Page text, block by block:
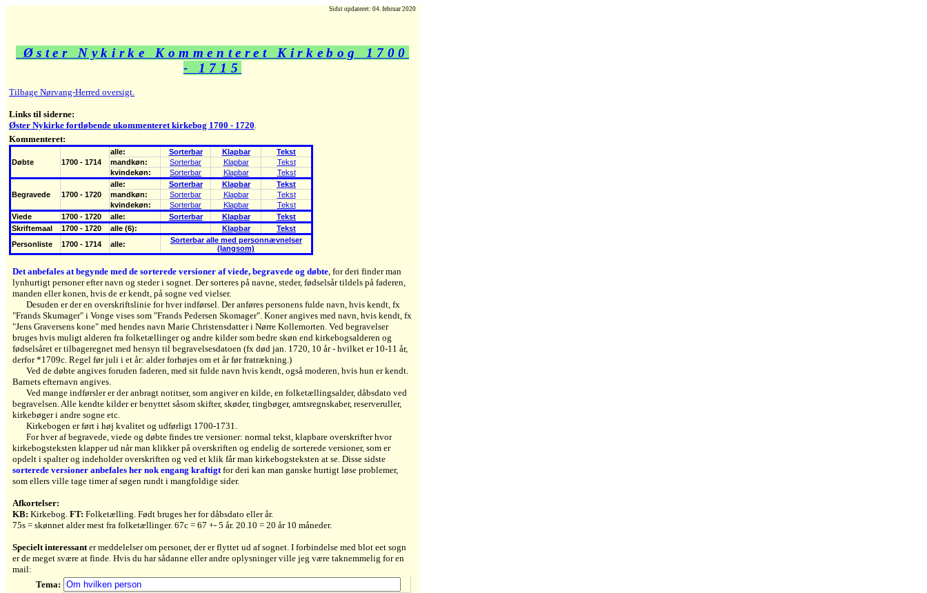
Sidst opdateret: 04. februar 2020
Øster Nykirke Kommenteret Kirkebog 1700
- 1715
Tilbage Nørvang-Herred oversigt.
Links til siderne:
Øster Nykirke fortløbende ukommenteret kirkebog 1700 - 1720.
Kommenteret:
Døbte 1700 - 1714
alle: Sorterbar Klapbar
Tekst
mandkøn:
Sorterbar Klapbar
Tekst
kvindekøn:
Sorterbar Klapbar Tekst
Begravede 1700 - 1720
alle: Sorterbar Klapbar
Tekst
mandkøn:
Sorterbar Klapbar
Tekst
kvindekøn:
Sorterbar Klapbar
Tekst
Viede
1700 - 1720 alle: Sorterbar Klapbar
Tekst
Skriftemaal
1700 - 1720 alle (6): Klapbar
Tekst
Personliste
1700 - 1714 alle:
Sorterbar alle med personnævnelser
(langsom)
Det anbefales at begynde med de sorterede versioner af viede, begravede og døbte, for deri finder man
lynhurtigt personer efter navn og steder i sognet. Der sorteres på navne, steder, fødselsår tildels på faderen,
manden eller konen, hvis de er kendt, på sogne ved vielser.
Desuden er der en overskriftslinie for hver indførsel. Der anføres personens fulde navn, hvis kendt, fx
"Frands Skumager" i Vonge vises som "Frands Pedersen Skomager". Koner angives med navn, hvis kendt, fx
"Jens Graversens kone" med hendes navn Marie Christensdatter i Nørre Kollemorten. Ved begravelser
bruges hvis muligt alderen fra folketællinger og andre kilder som bedre skøn end kirkebogsalderen og
fødselsåret er tilbageregnet med hensyn til begravelsesdatoen (fx død jan. 1720, 10 år - hvilket er 10-11 år,
derfor *1709c. Regel før juli i et år: alder forhøjes om et år før fratrækning.)
Ved de døbte angives foruden faderen, med sit fulde navn hvis kendt, også moderen, hvis hun er kendt.
Barnets efternavn angives.
Ved mange indførsler er der anbragt notitser, som angiver en kilde, en folketællingsalder, dåbsdato ved
begravelsen. Alle kendte kilder er benyttet såsom skifter, skøder, tingbøger, amtsregnskaber, reserveruller,
kirkebøger i andre sogne etc.
Kirkebogen er ført i høj kvalitet og udførligt 1700-1731.
For hver af begravede, viede og døbte findes tre versioner: normal tekst, klapbare overskrifter hvor
kirkebogsteksten klapper ud når man klikker på overskriften og endelig de sorterede versioner, som er
opdelt i spalter og indeholder overskriften og ved et klik får man kirkebogsteksten at se. Disse sidste
sorterede versioner anbefales her nok engang kraftigtfor deri kan man ganske hurtigt løse problemer,
som ellers ville tage timer af søgen rundt i mangfoldige sider.
Afkortelser:
KB: Kirkebog. FT: Folketælling. Født bruges her for dåbsdato eller år.
75s = skønnet alder mest fra folketællinger. 67c = 67 +- 5 år. 20.10 = 20 år 10 måneder.
Specielt interessanter meddelelser om personer, der er flyttet ud af sognet. I forbindelse med blot eet sogn
er de meget svære at finde. Hvis du har sådanne eller andre oplysninger ville jeg være taknemmelig for en
mail:
Tema: